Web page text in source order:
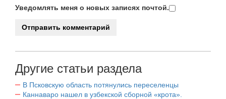
Уведомлять меня о новых записях почтой.
Другие статьи раздела
В Псковскую область потянулись переселенцы
Каннаваро нашел в узбекской сборной «крота».